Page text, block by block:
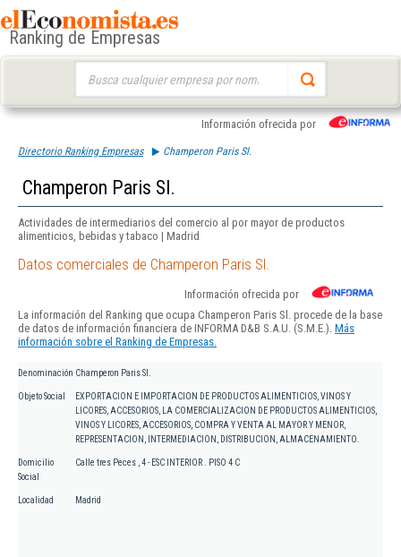
Ranking de Empresas
Información ofrecida por
Directorio Ranking Empresas Champeron Paris Sl.
Champeron Paris Sl.
Actividades de intermediarios del comercio al por mayor de productos
alimenticios, bebidas y tabaco | Madrid
Datos comerciales de Champeron Paris Sl.
Información ofrecida por
La información del Ranking que ocupa Champeron Paris Sl. procede de la base
de datos de información financiera de INFORMA D&B S.A.U. (S.M.E.). Más
información sobre el Ranking de Empresas.
Denominación Champeron Paris Sl.
Objeto Social
EXPORTACION E IMPORTACION DE PRODUCTOS ALIMENTICIOS, VINOS Y
LICORES, ACCESORIOS, LA COMERCIALIZACION DE PRODUCTOS ALIMENTICIOS,
VINOS Y LICORES, ACCESORIOS, COMPRA Y VENTA AL MAYOR Y MENOR,
REPRESENTACION, INTERMEDIACION, DISTRIBUCION, ALMACENAMIENTO.
Domicilio
Social
Calle tres Peces , 4 - ESC INTERIOR . PISO 4 C
Localidad Madrid